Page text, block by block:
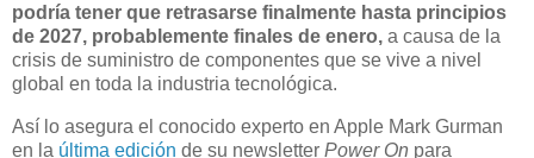
podría tener que retrasarse finalmente hasta principios
de 2027, probablemente finales de enero, a causa de la
crisis de suministro de componentes que se vive a nivel
global en toda la industria tecnológica.
Así lo asegura el conocido experto en Apple Mark Gurman
en la última edición de su newsletter Power On para